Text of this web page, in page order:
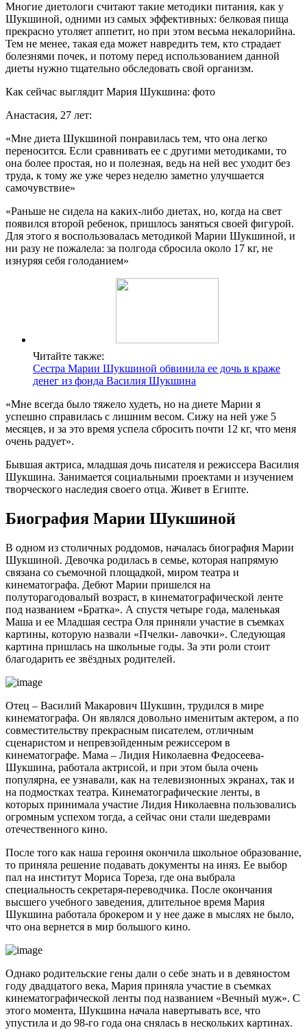
Многие диетологи считают такие методики питания, как у
Шукшиной, одними из самых эффективных: белковая пища
прекрасно утоляет аппетит, но при этом весьма некалорийна.
Тем не менее, такая еда может навредить тем, кто страдает
болезнями почек, и потому перед использованием данной
диеты нужно тщательно обследовать свой организм.
Как сейчас выглядит Мария Шукшина: фото
Анастасия, 27 лет:
«Мне диета Шукшиной понравилась тем, что она легко
переносится. Если сравнивать ее с другими методиками, то
она более простая, но и полезная, ведь на ней вес уходит без
труда, к тому же уже через неделю заметно улучшается
самочувствие»
«Раньше не сидела на каких-либо диетах, но, когда на свет
появился второй ребенок, пришлось заняться своей фигурой.
Для этого я воспользовалась методикой Марии Шукшиной, и
ни разу не пожалела: за полгода сбросила около 17 кг, не
изнуряя себя голоданием»
Читайте также:
Сестра Марии Шукшиной обвинила ее дочь в краже
денег из фонда Василия Шукшина
«Мне всегда было тяжело худеть, но на диете Марии я
успешно справилась с лишним весом. Сижу на ней уже 5
месяцев, и за это время успела сбросить почти 12 кг, что меня
очень радует».
Бывшая актриса, младшая дочь писателя и режиссера Василия
Шукшина. Занимается социальными проектами и изучением
творческого наследия своего отца. Живет в Египте.
Биография Марии Шукшиной
В одном из столичных роддомов, началась биография Марии
Шукшиной. Девочка родилась в семье, которая напрямую
связана со съемочной площадкой, миром театра и
кинематографа. Дебют Марии пришелся на
полуторагодовалый возраст, в кинематографической ленте
под названием «Братка». А спустя четыре года, маленькая
Маша и ее Младшая сестра Оля приняли участие в съемках
картины, которую назвали «Пчелки- лавочки». Следующая
картина пришлась на школьные годы. За эти роли стоит
благодарить ее звёздных родителей.
Отец – Василий Макарович Шукшин, трудился в мире
кинематографа. Он являлся довольно именитым актером, а по
совместительству прекрасным писателем, отличным
сценаристом и непревзойденным режиссером в
кинематографе. Мама – Лидия Николаевна Федосеева-
Шукшина, работала актрисой, и при этом была очень
популярна, ее узнавали, как на телевизионных экранах, так и
на подмостках театра. Кинематографические ленты, в
которых принимала участие Лидия Николаевна пользовались
огромным успехом тогда, а сейчас они стали шедеврами
отечественного кино.
После того как наша героиня окончила школьное образование,
то приняла решение подавать документы на иняз. Ее выбор
пал на институт Мориса Тореза, где она выбрала
специальность секретаря-переводчика. После окончания
высшего учебного заведения, длительное время Мария
Шукшина работала брокером и у нее даже в мыслях не было,
что она вернется в мир большого кино.
Однако родительские гены дали о себе знать и в девяностом
году двадцатого века, Мария приняла участие в съемках
кинематографической ленты под названием «Вечный муж». С
этого момента, Шукшина начала навертывать все, что
упустила и до 98-го года она снялась в нескольких картинах.